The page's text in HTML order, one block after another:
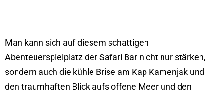
Man kann sich auf diesem schattigen
Abenteuerspielplatz der Safari Bar nicht nur stärken,
sondern auch die kühle Brise am Kap Kamenjak und
den traumhaften Blick aufs offene Meer und den